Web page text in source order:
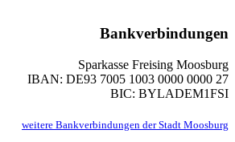
Bankverbindungen
Sparkasse Freising Moosburg
IBAN: DE93 7005 1003 0000 0000 27
BIC: BYLADEM1FSI
weitere Bankverbindungen der Stadt Moosburg